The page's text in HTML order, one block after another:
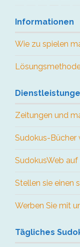
Informationen
Wie zu spielen
Zeitungen und
Sudokus-Bücher
SudokusWeb
Stellen sie einen
Werben Sie mit
Tägliches